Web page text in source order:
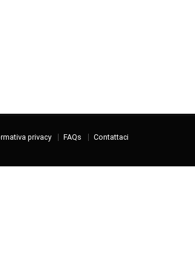
privacy FAQs Contattaci